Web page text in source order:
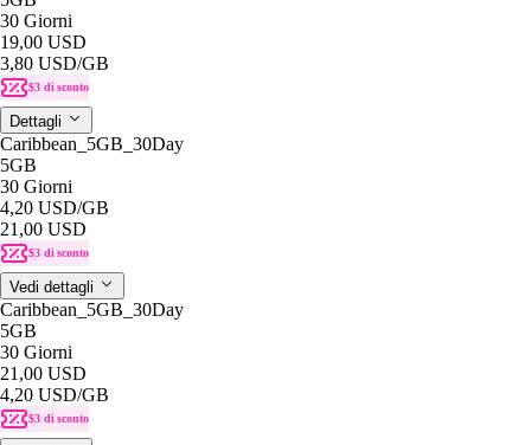
30 Giorni
19,00 USD
3,80 USD/GB
$3 di sconto
Dettagli
Caribbean_5GB_30Day
5GB
30 Giorni
4,20 USD/GB
21,00 USD
$3 di sconto
Vedi dettagli
Caribbean_5GB_30Day
5GB
30 Giorni
21,00 USD
4,20 USD/GB
$3 di sconto